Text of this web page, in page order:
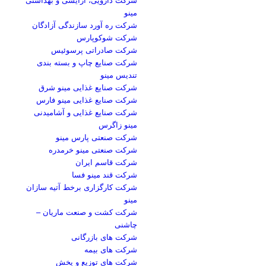
مینو
شرکت ره آورد سازندگی آزادگان
شرکت شوکوپارس
شرکت صادراتی پرسوئیس
شرکت صنایع چاپ و بسته بندی
تندیس مینو
شرکت صنایع غذایی مینو شرق
شرکت صنایع غذایی مینو فارس
شرکت صنایع غذایی و آشامیدنی
مینو زاگرس
شرکت صنعتی پارس مینو
شرکت صنعتی مینو خرمدره
شرکت قاسم ایران
شرکت قند مینو فسا
شرکت کارگزاری برخط آتیه سازان
مینو
شرکت کشت و صنعت ماریان –
چاشنی
شرکت های بازرگانی
شرکت های بیمه
شرکت های توزیع و پخش